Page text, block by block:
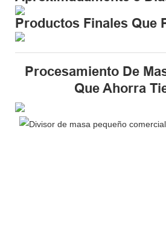
Productos Finales Que
Procesamiento De
Que Ahorra